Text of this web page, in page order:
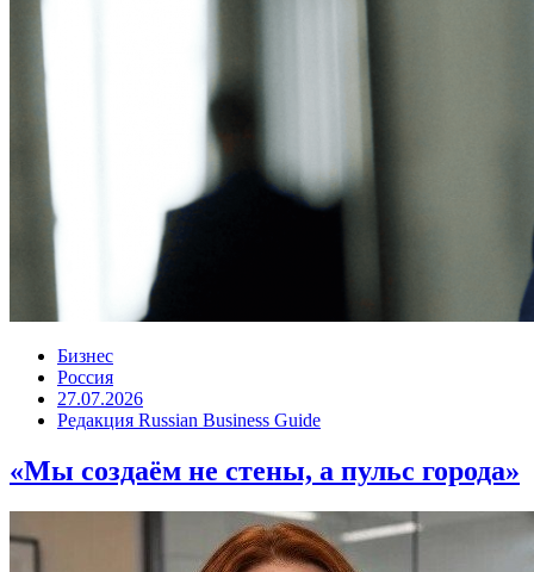
Бизнес
Россия
27.07.2026
Редакция Russian Business Guide
«Мы создаём не стены, а пульс города»